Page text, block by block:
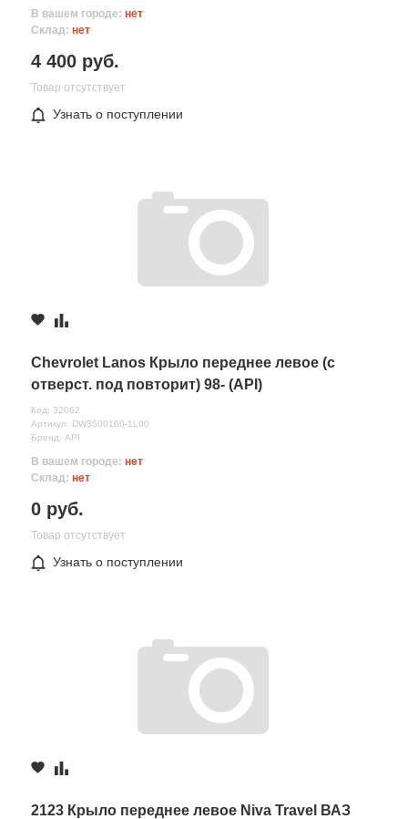
Все поля формы обязательны
Отправляя форму вы соглашаетесь на
данных
В вашем городе: нет
Склад: нет
4 400 руб.
Товар отсутствует
Узнать о поступлении
Chevrolet Lanos Крыло переднее левое (с
отверст. под повторит) 98- (API)
Код: 32062
Артикул: DW3500160-1L00
Бренд: API
В вашем городе: нет
Склад: нет
0 руб.
Товар отсутствует
Узнать о поступлении
2123 Крыло переднее левое Niva Travel ВАЗ